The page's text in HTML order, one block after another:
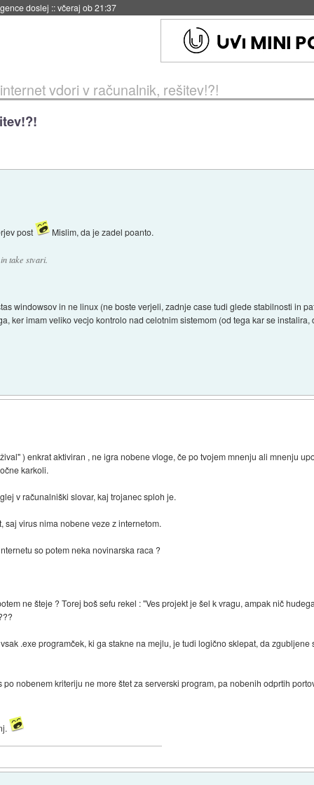
inteligence::včeraj ob 21:23
internet vdori v računalnik, rešitev!?!
post Mislim, da je zadel poanto.
take stvari.
windowsov in ne linux (ne boste verjeli, zadnje case tudi glede stabilnosti in
ker imam veliko vecjo kontrolo nad celotnim sistemom (od tega kar se
) enkrat aktiviran , ne igra nobene vloge, če po tvojem mnenju ali mnenju
karkoli.
v računalniški slovar, kaj trojanec sploh je.
saj virus nima nobene veze z internetom.
so potem neka novinarska raca ?
ne šteje ? Torej boš sefu rekel : "Ves projekt je šel k vragu, ampak nič
.exe programček, ki ga stakne na mejlu, je tudi logično sklepat, da
po nobenem kriteriju ne more štet za serverski program, pa nobenih odprtih